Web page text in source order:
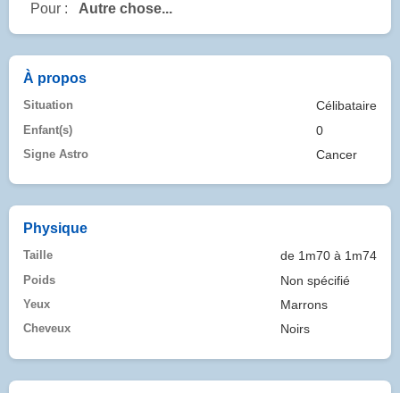
Pour : Autre chose...
À propos
Situation Célibataire
Enfant(s) 0
Signe Astro Cancer
Physique
Taille de 1m70 à 1m74
Poids Non spécifié
Yeux Marrons
Cheveux Noirs